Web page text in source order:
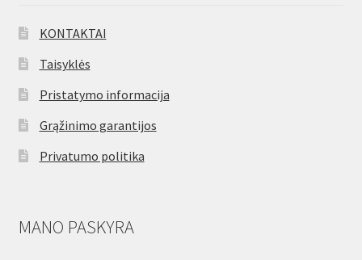
KONTAKTAI
Taisyklės
Pristatymo informacija
Grąžinimo garantijos
Privatumo politika
MANO PASKYRA